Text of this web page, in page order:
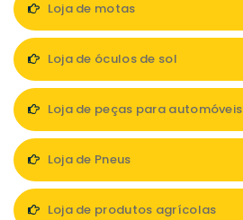
Loja de motas
Loja de óculos de sol
Loja de peças para automóveis
Loja de Pneus
Loja de produtos agrícolas